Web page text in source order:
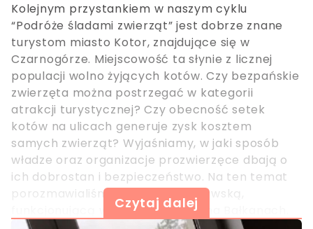
Kolejnym przystankiem w naszym cyklu
“Podróże śladami zwierząt” jest dobrze znane
turystom miasto Kotor, znajdujące się w
Czarnogórze. Miejscowość ta słynie z licznej
populacji wolno żyjących kotów. Czy bezpańskie
zwierzęta można postrzegać w kategorii
atrakcji turystycznej? Czy obecność setek
kotów na ulicach generuje zysk kosztem
samych zwierząt? Wyjaśniamy, w jaki sposób
władze oraz organizacje prozwierzęce dbają o
ich dobrostan i bezpieczeństwo. Na ten temat
porozmawialiśmy z Lilianą Wiadrowską,
funkcjonującą w sieci jako Polka na Bałkanach.
Czytaj dalej